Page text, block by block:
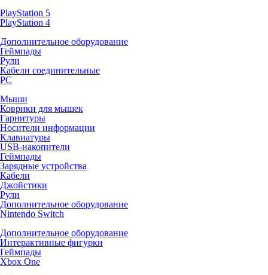
PlayStation 5
PlayStation 4
Дополнительное оборудование
Геймпады
Рули
Кабели соединительные
PC
Мыши
Коврики для мышек
Гарнитуры
Носители информации
Клавиатуры
USB-накопители
Геймпады
Зарядные устройства
Кабели
Джойстики
Рули
Дополнительное оборудование
Nintendo Switch
Дополнительное оборудование
Интерактивные фигурки
Геймпады
Xbox One